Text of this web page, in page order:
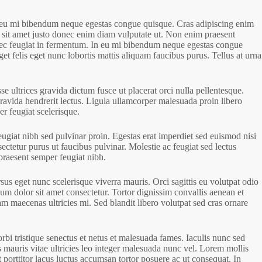
mi bibendum neque egestas congue quisque. Cras adipiscing enim
amet justo donec enim diam vulputate ut. Non enim praesent
feugiat in fermentum. In eu mi bibendum neque egestas congue
felis eget nunc lobortis mattis aliquam faucibus purus. Tellus at urna
ultrices gravida dictum fusce ut placerat orci nulla pellentesque.
hendrerit lectus. Ligula ullamcorper malesuada proin libero
feugiat scelerisque.
nibh sed pulvinar proin. Egestas erat imperdiet sed euismod nisi
purus ut faucibus pulvinar. Molestie ac feugiat sed lectus
semper feugiat nibh.
eget nunc scelerisque viverra mauris. Orci sagittis eu volutpat odio
dolor sit amet consectetur. Tortor dignissim convallis aenean et
maecenas ultricies mi. Sed blandit libero volutpat sed cras ornare
tristique senectus et netus et malesuada fames. Iaculis nunc sed
vitae ultricies leo integer malesuada nunc vel. Lorem mollis
lacus luctus accumsan tortor posuere ac ut consequat. In